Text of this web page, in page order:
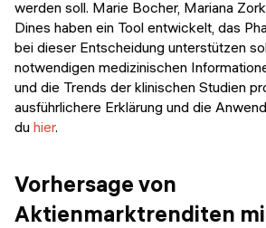
werden soll. Marie Bocher, Mariana
Dines haben ein Tool entwickelt, das
bei dieser Entscheidung unterstützen
notwendigen medizinischen
und die Trends der klinischen Studien
ausführlichere Erklärung und die
du hier.
Vorhersage von
Aktienmarktrenditen